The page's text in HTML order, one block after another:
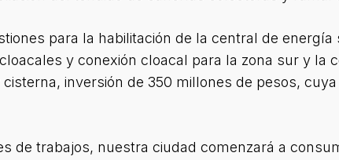
para la habilitación de la central de
y conexión cloacal para la zona sur y la
inversión de 350 millones de pesos,
de trabajos, nuestra ciudad comenzará a